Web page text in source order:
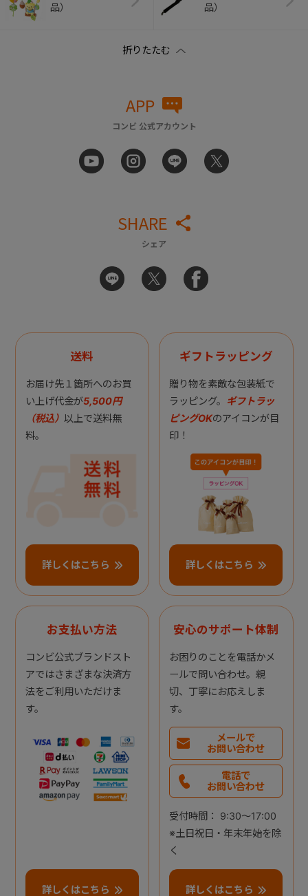
品）
品）
APP
コンビ 公式アカウント
SHARE
シェア
送料
お届け先１箇所へのお買
い上げ代金が5,500円
（税込） 以上で送料無
料。
詳しくはこちら
ギフトラッピング
贈り物を素敵な包装紙で
ラッピング。 ギフトラッ
ピングOKのアイコンが目
印！
詳しくはこちら
お支払い方法
コンビ公式ブランドスト
アではさまざまな決済方
法をご利用いただけま
す。
詳しくはこちら
安心のサポート体制
お困りのことを電話かメ
ールで問い合わせ。親
切、丁寧にお応えしま
す。
メールで
お問い合わせ
電話で
お問い合わせ
受付時間： 9:30～17:00
※土日祝日・年末年始を除
く
詳しくはこちら